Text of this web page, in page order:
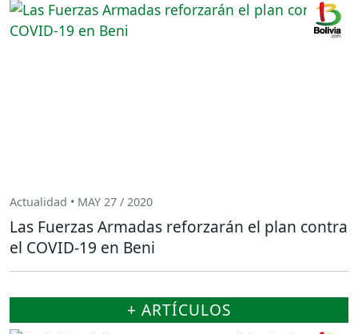
Actualidad • MAY 27 / 2020
Las Fuerzas Armadas reforzarán el plan contra
el COVID-19 en Beni
+ ARTÍCULOS